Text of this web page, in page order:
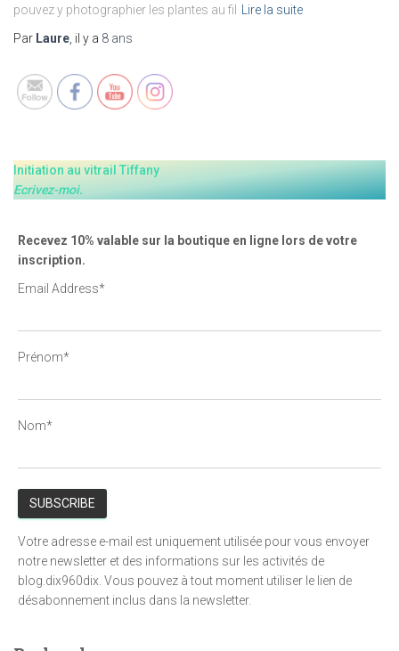
pouvez y photographier les plantes au fil
Lire la suite
Par Laure , il y a 8 ans
Initiation au vitrail Tiffany
Ecrivez-moi.
Recevez 10% valable sur la boutique en ligne lors de votre
inscription.
Email Address*
Prénom*
Nom*
Votre adresse e-mail est uniquement utilisée pour vous envoyer
notre newsletter et des informations sur les activités de
blog.dix960dix. Vous pouvez à tout moment utiliser le lien de
désabonnement inclus dans la newsletter.